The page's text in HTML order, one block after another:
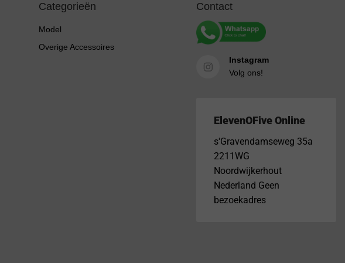
Categorieën
Model
Overige Accessoires
Contact
Instagram
Volg ons!
ElevenOFive Online
s'Gravendamseweg 35a
2211WG
Noordwijkerhout
Nederland Geen
bezoekadres